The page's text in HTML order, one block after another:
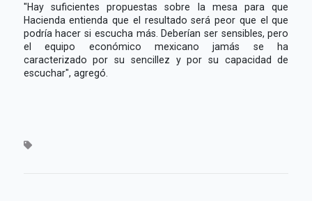
"Hay suficientes propuestas sobre la mesa para que
Hacienda entienda que el resultado será peor que el que
podría hacer si escucha más. Deberían ser sensibles, pero
el equipo económico mexicano jamás se ha
caracterizado por su sencillez y por su capacidad de
escuchar", agregó.